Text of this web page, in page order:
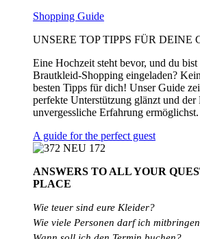
Shopping Guide
UNSERE TOP TIPPS FÜR DEINE
Eine Hochzeit steht bevor, und du
Brautkleid-Shopping eingeladen?
besten Tipps für dich! Unser Guide
perfekte Unterstützung glänzt und der
unvergessliche Erfahrung ermöglichst.
A guide for the perfect guest
ANSWERS TO ALLYOUR
PLACE
Wie teuer sind eure Kleider?
Wie viele Personen darf ich